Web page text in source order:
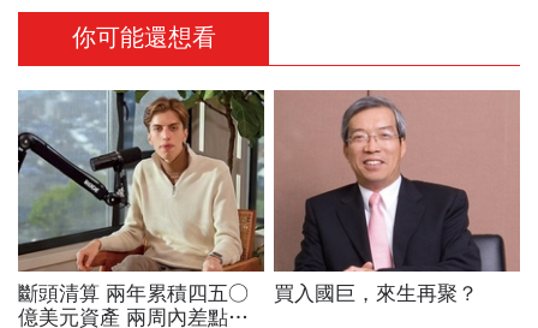
你可能還想看
斷頭清算 兩年累積四五○
億美元資產 兩周內差點全
買入國巨，來生再聚？